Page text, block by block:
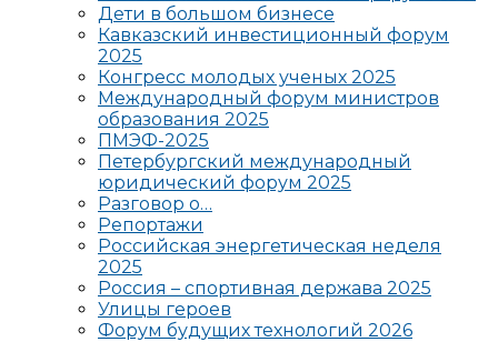
Дети в большом бизнесе
Кавказский инвестиционный форум
2025
Конгресс молодых ученых 2025
Международный форум министров
образования 2025
ПМЭФ-2025
Петербургский международный
юридический форум 2025
Разговор о…
Репортажи
Российская энергетическая неделя
2025
Россия – спортивная держава 2025
Улицы героев
Форум будущих технологий 2026